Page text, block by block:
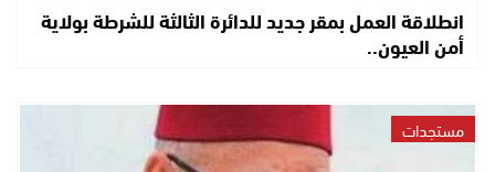
انطلاقة العمل بمقر جديد للدائرة الثالثة للشرطة بولاية
أمن العيون..
مستجدات